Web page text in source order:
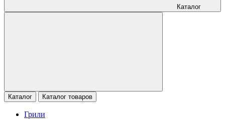
Каталог
Каталог Каталог товаров
Грили